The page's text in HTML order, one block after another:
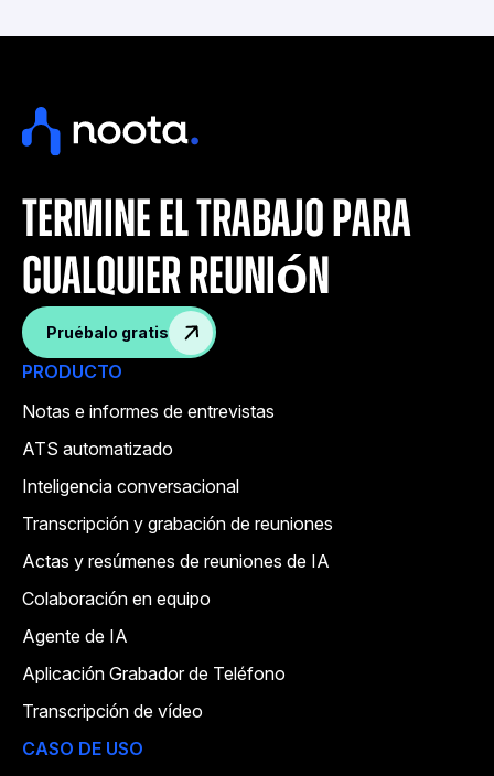
termine el trabajo para
cualquier reunión
Pruébalo gratis
PRODUCTO
Notas e informes de entrevistas
ATS automatizado
Inteligencia conversacional
Transcripción y grabación de reuniones
Actas y resúmenes de reuniones de IA
Colaboración en equipo
Agente de IA
Aplicación Grabador de Teléfono
Transcripción de vídeo
CASO DE USO